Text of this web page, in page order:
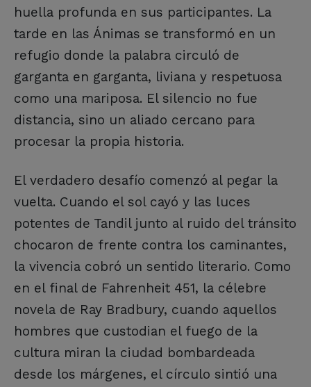
huella profunda en sus participantes. La
tarde en las Ánimas se transformó en un
refugio donde la palabra circuló de
garganta en garganta, liviana y respetuosa
como una mariposa. El silencio no fue
distancia, sino un aliado cercano para
procesar la propia historia.
El verdadero desafío comenzó al pegar la
vuelta. Cuando el sol cayó y las luces
potentes de Tandil junto al ruido del tránsito
chocaron de frente contra los caminantes,
la vivencia cobró un sentido literario. Como
en el final de Fahrenheit 451, la célebre
novela de Ray Bradbury, cuando aquellos
hombres que custodian el fuego de la
cultura miran la ciudad bombardeada
desde los márgenes, el círculo sintió una